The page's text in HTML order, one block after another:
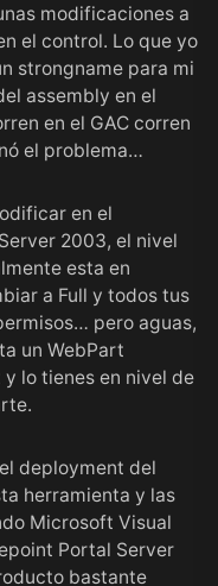
modificaciones a
el control. Lo que yo
strongname para mi
assembly en el
en el GAC corren
el problema…
en el
2003, el nivel
esta en
a Full y todos tus
pero aguas,
un WebPart
lo tienes en nivel de
deployment del
herramienta y las
Microsoft Visual
Portal Server
bastante